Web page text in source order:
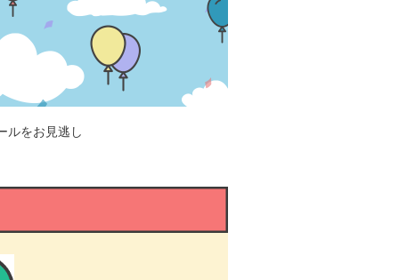
ルをお見逃し